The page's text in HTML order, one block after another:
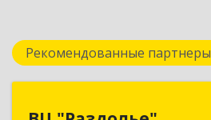
Рекомендованные партнеры